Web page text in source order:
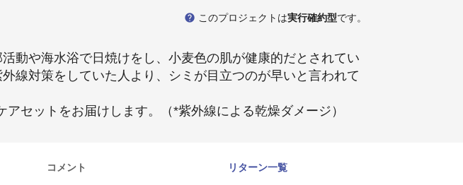
help このプロジェクトは実行確約型です。
動や海水浴で日焼けをし、小麦色の肌が健康的だとされてい
線対策をしていた人より、シミが目立つのが早いと言われて
セットをお届けします。（*紫外線による乾燥ダメージ）
コメント リターン一覧